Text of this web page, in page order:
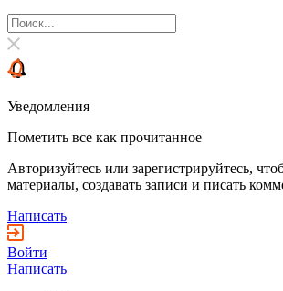
Уведомления
Пометить все как прочитанное
Авторизуйтесь или зарегистрируйтесь,
материалы, создавать записи и писать
Написать
Войти
Написать